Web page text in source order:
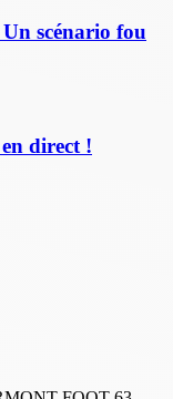
scénario fou
direct !